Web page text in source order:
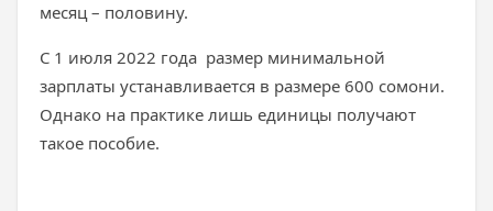
месяц – половину.
С 1 июля 2022 года размер минимальной
зарплаты устанавливается в размере 600 сомони.
Однако на практике лишь единицы получают
такое пособие.